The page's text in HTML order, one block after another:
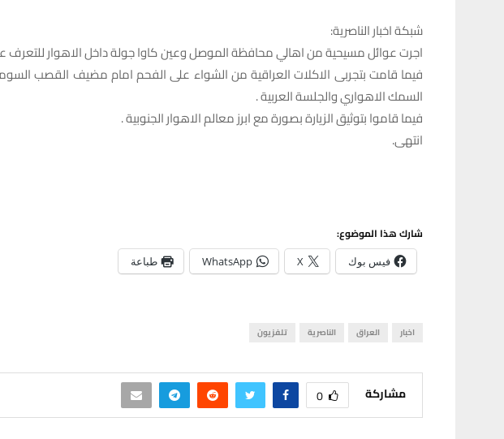
شبكة اخبار الناصرية:
اجرت عوائل مسيحية من اهالي محافظة الموصل وعين كاوا جولة داخل الاهوار للتعرف
فيما قامت بتجربى الاكلات العراقية من الشواء على الفحم امام مضيف القصب
السمك الاهواري والجلسة العربية .
فيما قاموا بتوثيق الزيارة بصورة مع ابرز معالم الاهوار الجنوبية .
انتهى.
شارك هذا الموضوع:
فيس بوك X
WhatsApp طباعة
اخبار العراق الناصرية تلفزيون
مشاركة 0